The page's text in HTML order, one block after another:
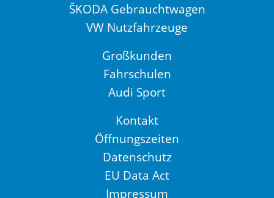
ŠKODA Gebrauchtwagen
VW Nutzfahrzeuge
Großkunden
Fahrschulen
Audi Sport
Kontakt
Öffnungszeiten
Datenschutz
EU Data Act
Impressum